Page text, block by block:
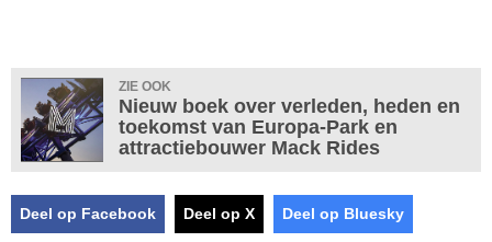
ZIE OOK
Nieuw boek over verleden, heden en
toekomst van Europa-Park en
attractiebouwer Mack Rides
Deel op Facebook Deel op X Deel op Bluesky